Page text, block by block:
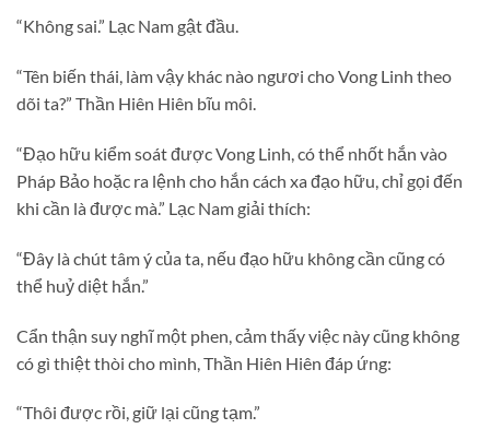
“Không sai.” Lạc Nam gật đầu.
“Tên biến thái, làm vậy khác nào ngươi cho Vong Linh theo
dõi ta?” Thần Hiên Hiên bĩu môi.
“Đạo hữu kiểm soát được Vong Linh, có thể nhốt hắn vào
Pháp Bảo hoặc ra lệnh cho hắn cách xa đạo hữu, chỉ gọi đến
khi cần là được mà.” Lạc Nam giải thích:
“Đây là chút tâm ý của ta, nếu đạo hữu không cần cũng có
thể huỷ diệt hắn.”
Cẩn thận suy nghĩ một phen, cảm thấy việc này cũng không
có gì thiệt thòi cho mình, Thần Hiên Hiên đáp ứng:
“Thôi được rồi, giữ lại cũng tạm.”